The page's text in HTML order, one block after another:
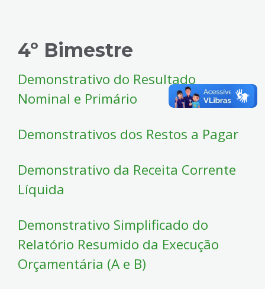
4º Bimestre
Demonstrativo do Resultado
Nominal e Primário
Demonstrativos dos Restos a Pagar
Demonstrativo da Receita Corrente
Líquida
Demonstrativo Simplificado do
Relatório Resumido da Execução
Orçamentária (A e B)